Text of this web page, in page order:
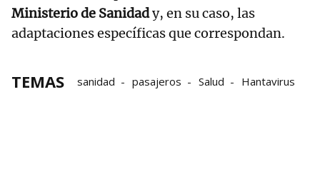
Ministerio de Sanidady, en su caso, las
adaptaciones específicas que correspondan.
TEMAS sanidad pasajeros Salud Hantavirus